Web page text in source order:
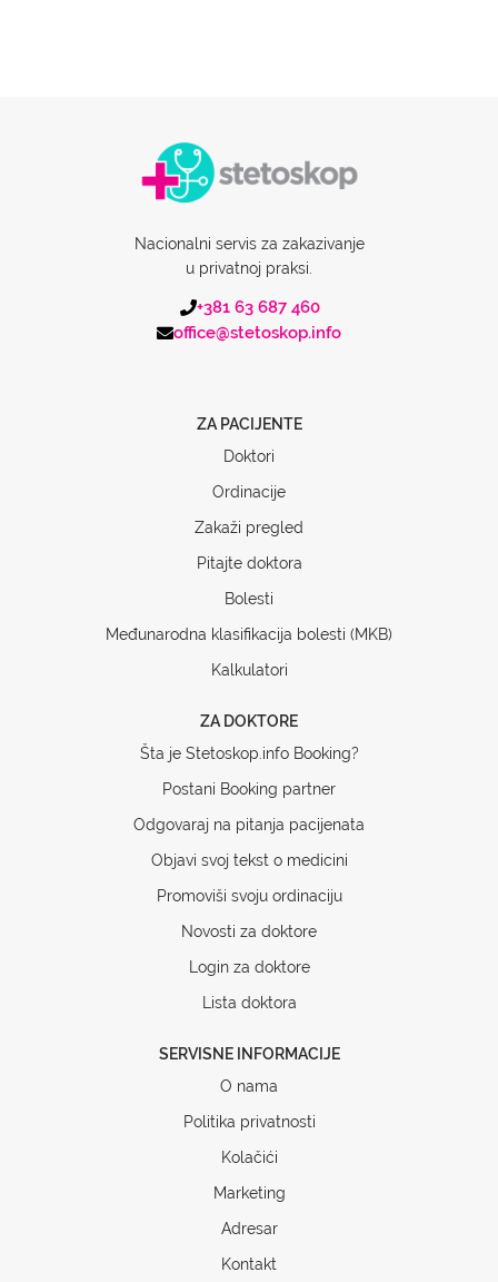
Nacionalni servis za zakazivanje
u privatnoj praksi.
+381 63 687 460
office@stetoskop.info
ZA PACIJENTE
Doktori
Ordinacije
Zakaži pregled
Pitajte doktora
Bolesti
Međunarodna klasifikacija bolesti (MKB)
Kalkulatori
ZA DOKTORE
Šta je Stetoskop.info Booking?
Postani Booking partner
Odgovaraj na pitanja pacijenata
Objavi svoj tekst o medicini
Promoviši svoju ordinaciju
Novosti za doktore
Login za doktore
Lista doktora
SERVISNE INFORMACIJE
O nama
Politika privatnosti
Kolačići
Marketing
Adresar
Kontakt